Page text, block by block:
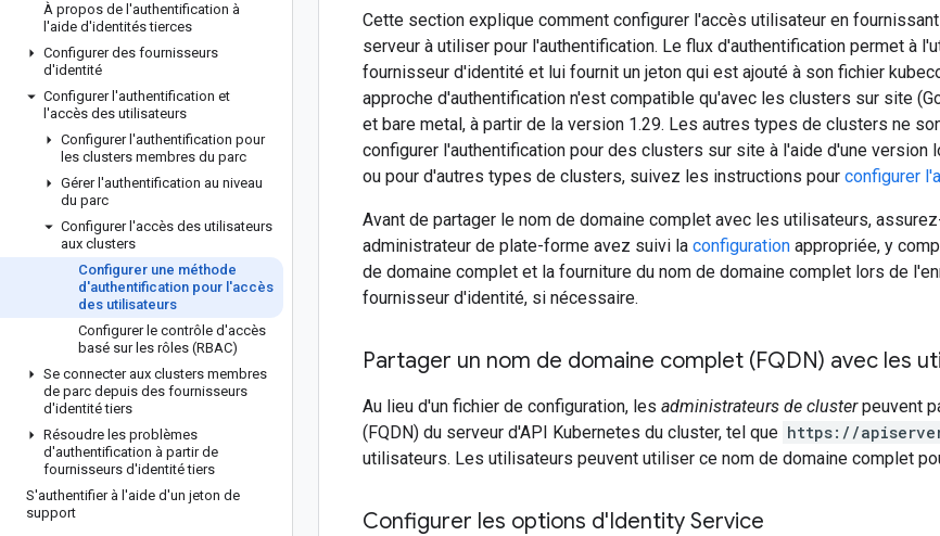
À propos de l'authentification à
l'aide d'identités tierces
Configurer des fournisseurs
d'identité
Configurer l'authentification et
l'accès des utilisateurs
Configurer l'authentification pour
les clusters membres du parc
Gérer l'authentification au niveau
du parc
Configurer l'accès des utilisateurs
aux clusters
Configurer une méthode
d'authentification pour l'accès
des utilisateurs
Configurer le contrôle d'accès
basé sur les rôles (RBAC)
Se connecter aux clusters membres
de parc depuis des fournisseurs
d'identité tiers
Résoudre les problèmes
d'authentification à partir de
fournisseurs d'identité tiers
S'authentifier à l'aide d'un jeton de
support
Cette section explique comment configurer l'accès utilisateur en
serveur à utiliser pour l'authentification. Le flux d'authentification permet à
fournisseur d'identité et lui fournit un jeton qui est ajouté à son fichier
approche d'authentification n'est compatible qu'avec les clusters sur site
et bare metal, à partir de la version 1.29. Les autres types de clusters ne
configurer l'authentification pour des clusters sur site à l'aide d'une version
ou pour d'autres types de clusters, suivez les instructions pour configurer
Avant de partager le nom de domaine complet avec les utilisateurs,
administrateur de plate-forme avez suivi la configuration appropriée, y
de domaine complet et la fourniture du nom de domaine complet lors de
fournisseur d'identité, si nécessaire.
Partager un nom de domaine complet (FQDN) avec les
Au lieu d'un fichier de configuration, les administrateurs de clusterpeuvent
(FQDN) du serveur d'API Kubernetes du cluster, tel que https://
utilisateurs. Les utilisateurs peuvent utiliser ce nom de domaine complet
Configurer les options d'Identity Service